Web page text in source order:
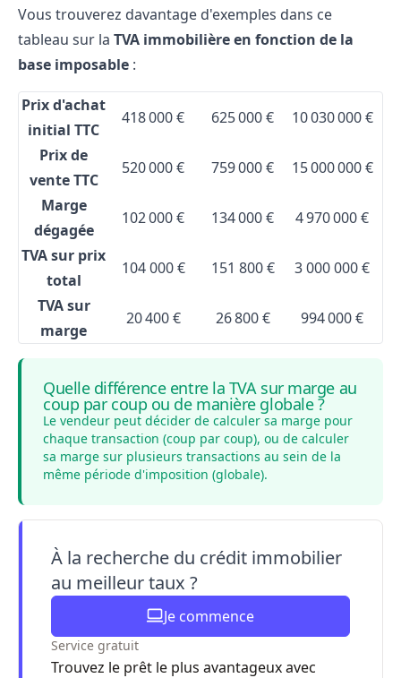
Vous trouverez davantage d'exemples dans ce
tableau sur la TVA immobilière en fonction de la
base imposable :
Prix d'achat
initial TTC
418 000 € 625 000 €
10 030 000 €
Prix de
vente TTC
520 000 € 759 000 €
15 000 000 €
Marge
dégagée
102 000 € 134 000 €
4 970 000 €
TVA sur prix
total
104 000 € 151 800 €
3 000 000 €
TVA sur
marge
20 400 € 26 800 € 994 000 €
Quelle différence entre la TVA sur marge au
coup par coup ou de manière globale ?
Le vendeur peut décider de calculer sa marge pour
chaque transaction (coup par coup), ou de calculer
sa marge sur plusieurs transactions au sein de la
même période d'imposition (globale).
À la recherche du crédit immobilier
au meilleur taux ?
Je commence
Service gratuit
Trouvez le prêt le plus avantageux avec